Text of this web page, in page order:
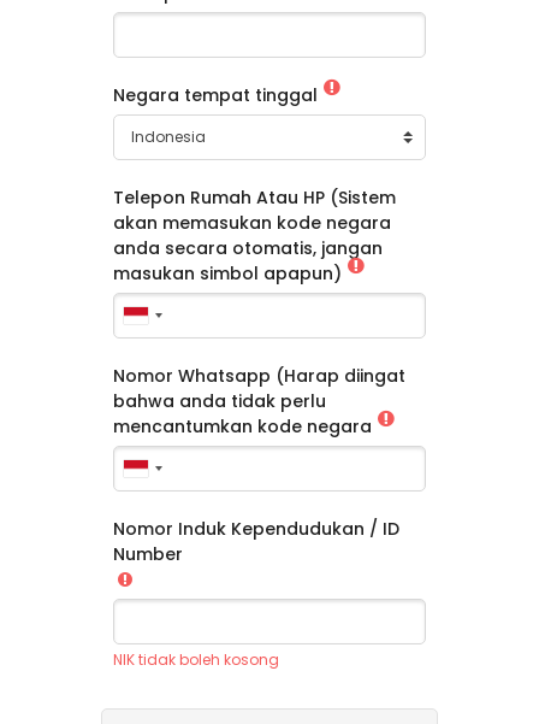
Negara tempat tinggal
Telepon Rumah Atau HP (Sistem
akan memasukan kode negara
anda secara otomatis, jangan
masukan simbol apapun)
Nomor Whatsapp (Harap diingat
bahwa anda tidak perlu
mencantumkan kode negara
Nomor Induk Kependudukan / ID
Number
NIK tidak boleh kosong